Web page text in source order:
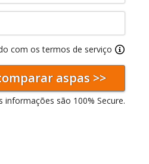
com os termos de serviço
informações são 100% Secure.